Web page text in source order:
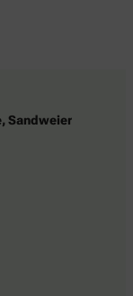
Sandweier